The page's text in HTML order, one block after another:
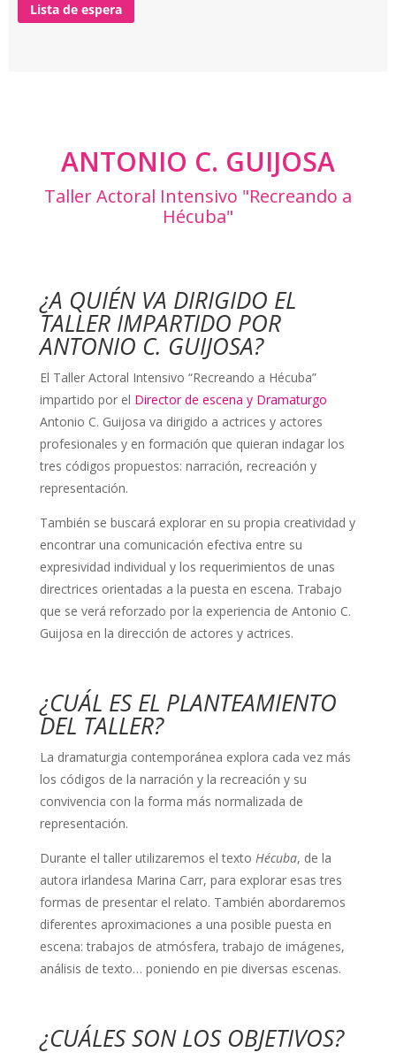
Lista de espera
ANTONIO C. GUIJOSA
Taller Actoral Intensivo "Recreando a
Hécuba"
¿A QUIÉN VA DIRIGIDO EL
TALLER IMPARTIDO POR
ANTONIO C. GUIJOSA?
El Taller Actoral Intensivo “Recreando a Hécuba”
impartido por el Director de escena y Dramaturgo
Antonio C. Guijosa va dirigido a actrices y actores
profesionales y en formación que quieran indagar los
tres códigos propuestos: narración, recreación y
representación.
También se buscará explorar en su propia creatividad y
encontrar una comunicación efectiva entre su
expresividad individual y los requerimientos de unas
directrices orientadas a la puesta en escena. Trabajo
que se verá reforzado por la experiencia de Antonio C.
Guijosa en la dirección de actores y actrices.
¿CUÁL ES EL PLANTEAMIENTO
DEL TALLER?
La dramaturgia contemporánea explora cada vez más
los códigos de la narración y la recreación y su
convivencia con la forma más normalizada de
representación.
Durante el taller utilizaremos el texto Hécuba, de la
autora irlandesa Marina Carr, para explorar esas tres
formas de presentar el relato. También abordaremos
diferentes aproximaciones a una posible puesta en
escena: trabajos de atmósfera, trabajo de imágenes,
análisis de texto… poniendo en pie diversas escenas.
¿CUÁLES SON LOS OBJETIVOS?